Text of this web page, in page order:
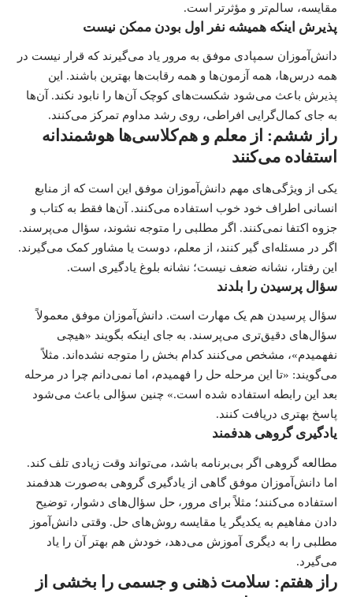
مقایسه، سالم‌تر و مؤثرتر است.
پذیرش اینکه همیشه نفر اول بودن ممکن نیست
دانش‌آموزان سمپادی موفق به مرور یاد می‌گیرند که قرار نیست در
همه درس‌ها، همه آزمون‌ها و همه رقابت‌ها بهترین باشند. این
پذیرش باعث می‌شود شکست‌های کوچک آن‌ها را نابود نکند. آن‌ها
به جای کمال‌گرایی افراطی، روی رشد مداوم تمرکز می‌کنند.
راز ششم: از معلم و هم‌کلاسی‌ها هوشمندانه
استفاده می‌کنند
یکی از ویژگی‌های مهم دانش‌آموزان موفق این است که از منابع
انسانی اطراف خود خوب استفاده می‌کنند. آن‌ها فقط به کتاب و
جزوه اکتفا نمی‌کنند. اگر مطلبی را متوجه نشوند، سؤال می‌پرسند.
اگر در مسئله‌ای گیر کنند، از معلم، دوست یا مشاور کمک می‌گیرند.
این رفتار، نشانه ضعف نیست؛ نشانه بلوغ یادگیری است.
سؤال پرسیدن را بلدند
سؤال پرسیدن هم یک مهارت است. دانش‌آموزان موفق معمولاً
سؤال‌های دقیق‌تری می‌پرسند. به جای اینکه بگویند «هیچی
نفهمیدم»، مشخص می‌کنند کدام بخش را متوجه نشده‌اند. مثلاً
می‌گویند: «تا این مرحله حل را فهمیدم، اما نمی‌دانم چرا در مرحله
بعد این رابطه استفاده شده است.» چنین سؤالی باعث می‌شود
پاسخ بهتری دریافت کنند.
یادگیری گروهی هدفمند
مطالعه گروهی اگر بی‌برنامه باشد، می‌تواند وقت زیادی تلف کند.
اما دانش‌آموزان موفق گاهی از یادگیری گروهی به‌صورت هدفمند
استفاده می‌کنند؛ مثلاً برای مرور، حل سؤال‌های دشوار، توضیح
دادن مفاهیم به یکدیگر یا مقایسه روش‌های حل. وقتی دانش‌آموز
مطلبی را به دیگری آموزش می‌دهد، خودش هم بهتر آن را یاد
می‌گیرد.
راز هفتم: سلامت ذهنی و جسمی را بخشی از